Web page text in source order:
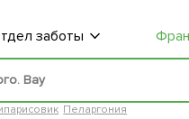
заботы
Пеларгония